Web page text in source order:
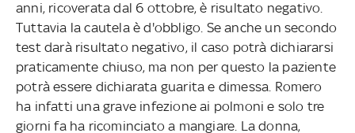
anni, ricoverata dal 6 ottobre, è risultato negativo.
Tuttavia la cautela è d'obbligo. Se anche un secondo
test darà risultato negativo, il caso potrà dichiararsi
praticamente chiuso, ma non per questo la paziente
potrà essere dichiarata guarita e dimessa. Romero
ha infatti una grave infezione ai polmoni e solo tre
giorni fa ha ricominciato a mangiare. La donna,